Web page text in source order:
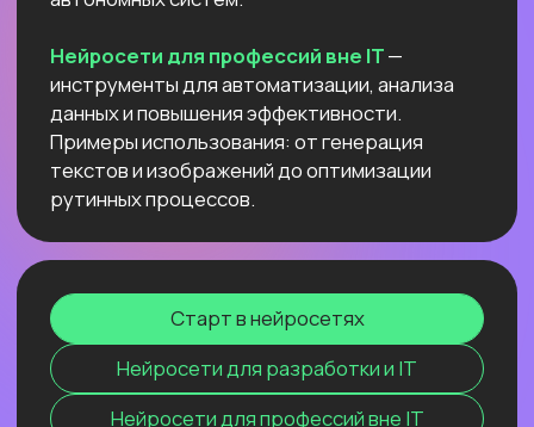
возможностиотечественных ИИ.
компьютереи не переживать
о безопасности данных и плохом
интернете
Узнать подробнее
ОНЛАЙН-ПРАКТИКУМ
визуального контента с 0, без бюджета
⚡ На практике разберём, как быстро
генерировать визуал под свои задачи с
помощью Перплексити и других
нейросетей.
Узнать подробнее